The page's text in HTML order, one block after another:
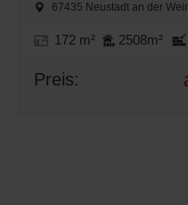
67435 Neustadt an der
172 m² 2508m²
Preis: